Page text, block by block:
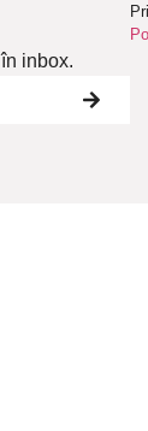
inbox.